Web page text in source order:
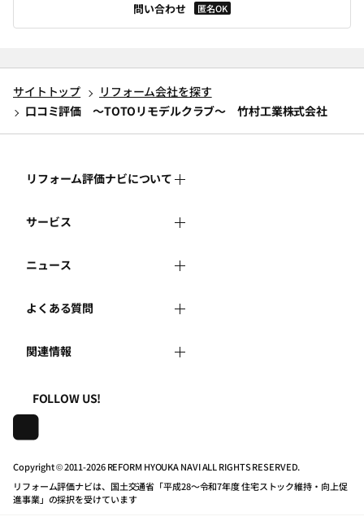
問い合わせ 匿名OK
サイトトップ
リフォーム会社を探す
口コミ評価 ～TOTOリモデルクラブ～ 竹村工業株式会社
リフォーム評価ナビについて
リフォーム評価ナビとは
運営体制
はじめての方へ
事務局へのお問い合せ
地域の相談窓口のみなさまへ
住宅関連機関リンク集
サービス
リフォーム会社を探す
リフォーム事例を見る
リフォームを相談する
リフォームを学ぶ
マイページの活用
ニュース
新着情報
講習会・セミナー
連携機関・企業・団体トピックス
よくある質問
よくある質問
利用規約
プライバシーポリシー
動作推奨環境について
関連情報
一般財団法人住まいづくりナビセンター
株式会社日本建築住宅センター
FOLLOW US!
Copyright © 2011-2026 REFORM HYOUKA NAVI ALL RIGHTS RESERVED.
リフォーム評価ナビは、国土交通省「平成28～令和7年度 住宅ストック維持・向上促
進事業」の採択を受けています